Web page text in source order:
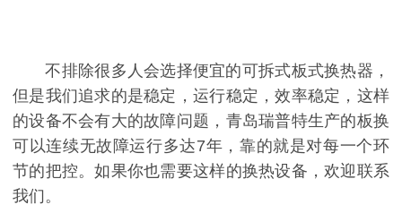
不排除很多人会选择便宜的可拆式板式换热器，
但是我们追求的是稳定，运行稳定，效率稳定，这样
的设备不会有大的故障问题，青岛瑞普特生产的板换
可以连续无故障运行多达7年，靠的就是对每一个环
节的把控。如果你也需要这样的换热设备，欢迎联系
我们。